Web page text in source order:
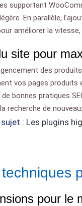
supportant
En parallèle,
améliorer la
site pour
des
vos pages
bonnes pratiques
recherche de
: Les plugins
pour le